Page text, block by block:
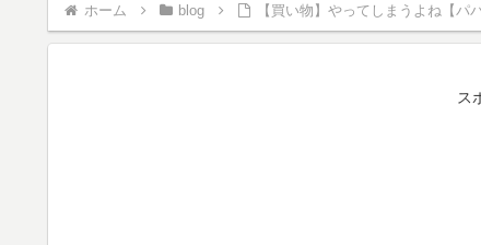
ホーム blog 【買い物】やってしまうよね【パパ
ス